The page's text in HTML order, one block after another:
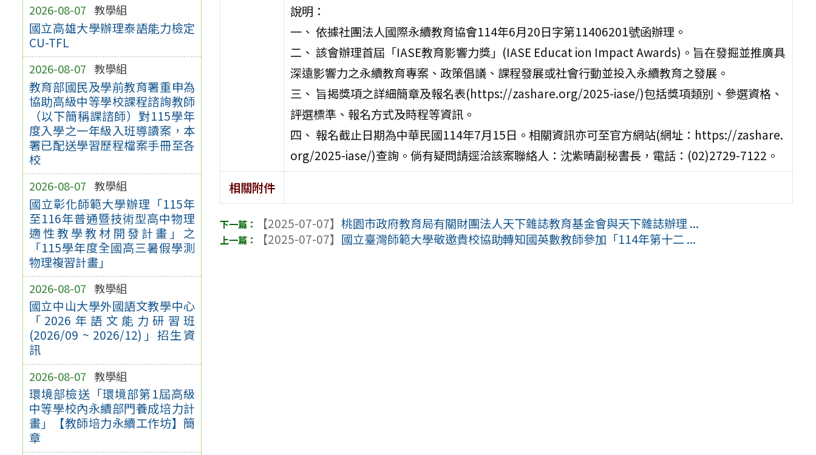
2026-08-07 教學組
國立高雄大學辦理泰語能力檢定
CU-TFL
2026-08-07 教學組
教育部國民及學前教育署重申為
協助高級中等學校課程諮詢教師
（以下簡稱課諮師）對115學年
度入學之一年級入班導讀案，本
署已配送學習歷程檔案手冊至各
校
2026-08-07 教學組
國立彰化師範大學辦理「115年
至116年普通暨技術型高中物理
適性教學教材開發計畫」之
「115學年度全國高三暑假學測
物理複習計畫」
2026-08-07 教學組
國立中山大學外國語文教學中心
「2026年語文能力研習班
(2026/09 ~ 2026/12)」招生資
訊
2026-08-07 教學組
環境部檢送「環境部第1屆高級
中等學校內永續部門養成培力計
畫」【教師培力永續工作坊】簡
章
說明：
一、 依據社團法人國際永續教育協會114年6月20日字第11406201號函辦理。
二、 該會辦理首屆「IASE教育影響力獎」(IASE Educat ion Impact Awards)。旨在發掘並推廣具
深遠影響力之永續教育專案、政策倡議、課程發展或社會行動並投入永續教育之發展。
三、 旨揭獎項之詳細簡章及報名表(https://zashare.org/2025-iase/)包括獎項類別、參選資格、
評選標準、報名方式及時程等資訊。
四、 報名截止日期為中華民國114年7月15日。相關資訊亦可至官方網站(網址：https://zashare.
org/2025-iase/)查詢。倘有疑問請逕洽該案聯絡人：沈紫晴副秘書長，電話：(02)2729-7122。
相關附件
【2025-07-07】桃園市政府教育局有關財團法人天下雜誌教育基金會與天下雜誌辦理 ...
【2025-07-07】 國立臺灣師範大學敬邀貴校協助轉知國英數教師參加「114年第十二 ...